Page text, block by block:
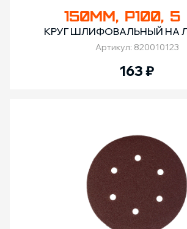
150ММ, Р100,
КРУГ ШЛИФОВАЛЬНЫЙ НА
Артикул: 820010123
163₽